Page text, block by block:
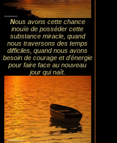
Nous avons cette chance
inouïe de posséder cette
substance miracle, quand
nous traversons des temps
difficiles, quand nous avons
besoin de courage et d'énergie
pour faire face au nouveau
jour qui naît.